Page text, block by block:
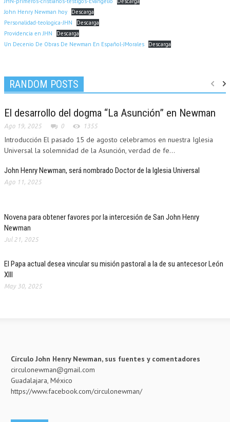
John Henry Newman hoy
Descarga
Personalidad-teologica-JHN
Descarga
Providencia en JHN
Descarga
Un Decenio De Obras De Newman En Español-JMorales
Descarga
RANDOM POSTS
El desarrollo del dogma “La Asunción” en Newman
Ago 19, 2025 0 1355
Introducción El pasado 15 de agosto celebramos en nuestra Iglesia
Universal la solemnidad de la Asunción, verdad de fe...
John Henry Newman, será nombrado Doctor de la Iglesia Universal
Ago 11, 2025
Novena para obtener favores por la intercesión de San John Henry
Newman
Jul 21, 2025
El Papa actual desea vincular su misión pastoral a la de su antecesor León
XIII
May 30, 2025
Círculo John Henry Newman, sus fuentes y comentadores
circulonewman@gmail.com
Guadalajara, México
https://www.facebook.com/circulonewman/